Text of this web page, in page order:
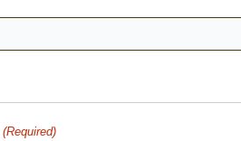
(Required)